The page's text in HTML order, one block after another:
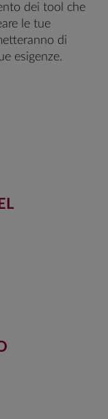
dei tool che
le tue
di
esigenze.